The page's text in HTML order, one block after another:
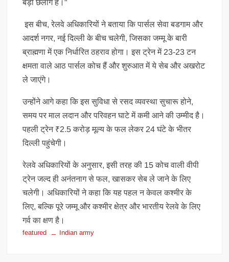
बड़ी छलांग है।"
इस बीच, रेलवे अधिकारियों ने बताया कि पार्सल सेवा बडगाम और
आदर्श नगर, नई दिल्ली के बीच चलेगी, जिसका जम्मू के बारी
ब्राह्मणा में एक निर्धारित ठहराव होगा। इस ट्रेन में 23-23 टन
क्षमता वाले आठ पार्सल कोच हैं और शुरुआत में ये सेब और अखरोट
ले जाएंगे।
उन्होंने आगे कहा कि इस सुविधा से रसद व्यवस्था सुचारू होने,
समय पर माल लदान और परिवहन घाटे में कमी आने की उम्मीद है।
पहली ट्रेन ₹2.5 करोड़ मूल्य के फल लेकर 24 घंटे के भीतर
दिल्ली पहुंचेगी।
रेलवे अधिकारियों के अनुसार, इसी तरह की 15 कोच वाली वीपी
ट्रेन जल्द ही अनंतनाग से फल, खासकर सेब ले जाने के लिए
चलेगी। अधिकारियों ने कहा कि यह पहल न केवल कश्मीर के
लिए, बल्कि पूरे जम्मू और कश्मीर क्षेत्र और भारतीय रेलवे के लिए
गर्व का क्षण है।
featured Indian army